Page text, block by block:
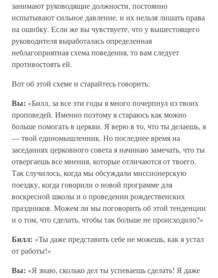
занимают руководящие должности, постоянно
испытывают сильное давление, и их нельзя лишать права
на ошибку. Если же вы чувствуете, что у вышестоящего
руководителя выработалась определенная
неблагоприятная схема поведения, то вам следует
противостоять ей.
Вот об этой схеме и старайтесь говорить:
Вы: «Билл, за все эти годы я много почерпнул из твоих
проповедей. Именно поэтому я стараюсь как можно
больше помогать в церкви. Я верю в то, что ты делаешь, я
— твой единомышленник. Но последнее время на
заседаниях церковного совета я начинаю замечать, что ты
отвергаешь все мнения, которые отличаются от твоего.
Так случилось, когда мы обсуждали миссионерскую
поездку, когда говорили о новой программе для
воскресной школы и о проведении рождественских
праздников. Можем ли мы поговорить об этой тенденции
и о том, что сделать, чтобы так больше не происходило?»
Билл: «Ты даже представить себе не можешь, как я устал
от работы!»
Вы: «Я знаю, сколько дел ты успеваешь сделать! Я даже